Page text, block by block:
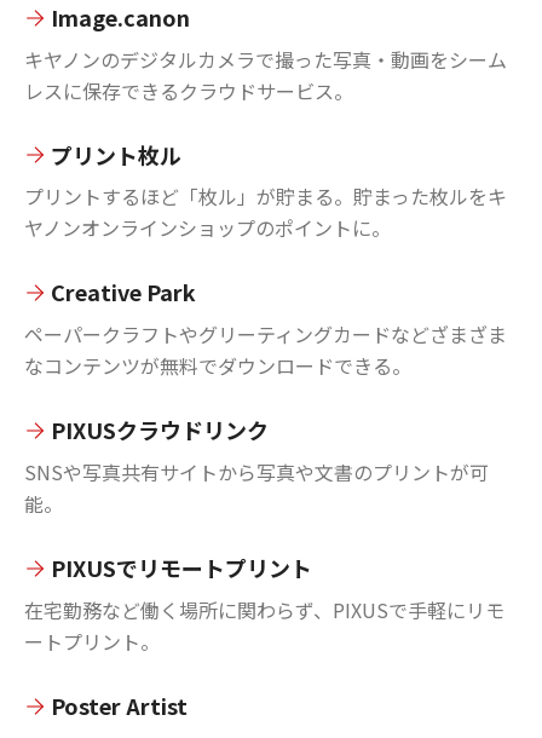
Image.canon
キヤノンのデジタルカメラで撮った写真・動画をシーム
レスに保存できるクラウドサービス。
プリント枚ル
プリントするほど「枚ル」が貯まる。貯まった枚ルをキ
ヤノンオンラインショップのポイントに。
Creative Park
ペーパークラフトやグリーティングカードなどざまざま
なコンテンツが無料でダウンロードできる。
PIXUSクラウドリンク
SNSや写真共有サイトから写真や文書のプリントが可
能。
PIXUSでリモートプリント
在宅勤務など働く場所に関わらず、PIXUSで手軽にリモ
ートプリント。
Poster Artist